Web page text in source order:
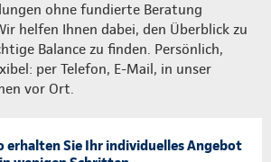
ohne fundierte Beratung
helfen Ihnen dabei, den Überblick zu
Balance zu finden. Persönlich,
per Telefon, E-Mail, in unser
vor Ort.
erhalten Sie Ihr individuelles Angebot